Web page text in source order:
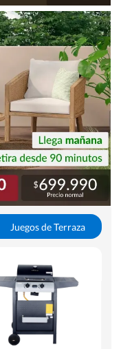
Juegos de Terraza